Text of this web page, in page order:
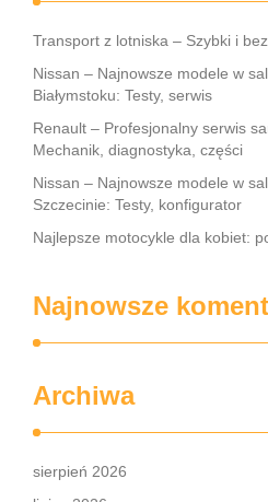
Transport z lotniska – Szybki i
Nissan – Najnowsze modele w
Białymstoku: Testy, serwis
Renault – Profesjonalny serwis
Mechanik, diagnostyka, części
Nissan – Najnowsze modele w
Szczecinie: Testy, konfigurator
Najlepsze motocykle dla kobiet:
Najnowsze
Archiwa
sierpień 2026